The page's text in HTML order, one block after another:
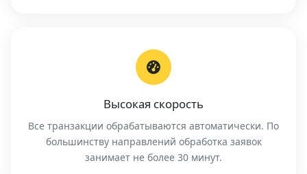
Высокая скорость
Все транзакции обрабатываются автоматически. По
большинству направлений обработка заявок
занимает не более 30 минут.